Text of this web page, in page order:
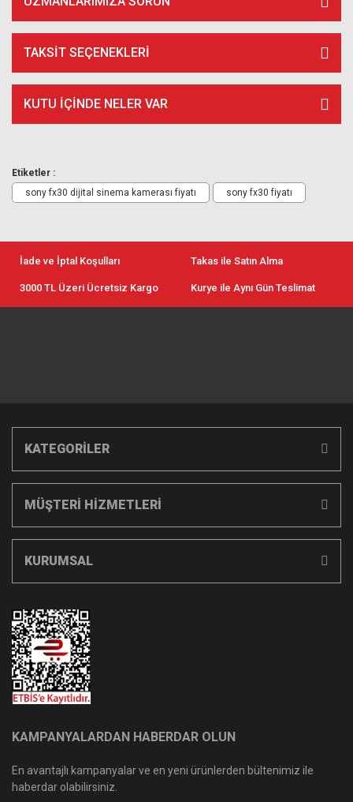
TAKSIT SEÇENEKLERI
KUTU İÇİNDE NELER VAR
Etiketler :
sony fx30 dijital sinema kamerası fiyatı
sony fx30 fiyatı
İade ve İptal Koşulları Takas ile Satın Alma
3000 TL Üzeri Ücretsiz Kargo Kurye ile Aynı Gün Teslimat
KATEGORİLER
MÜŞTERİ HİZMETLERİ
KURUMSAL
KAMPANYALARDAN HABERDAR OLUN
En avantajlı kampanyalar ve en yeni ürünlerden bültenimiz ile
haberdar olabilirsiniz.